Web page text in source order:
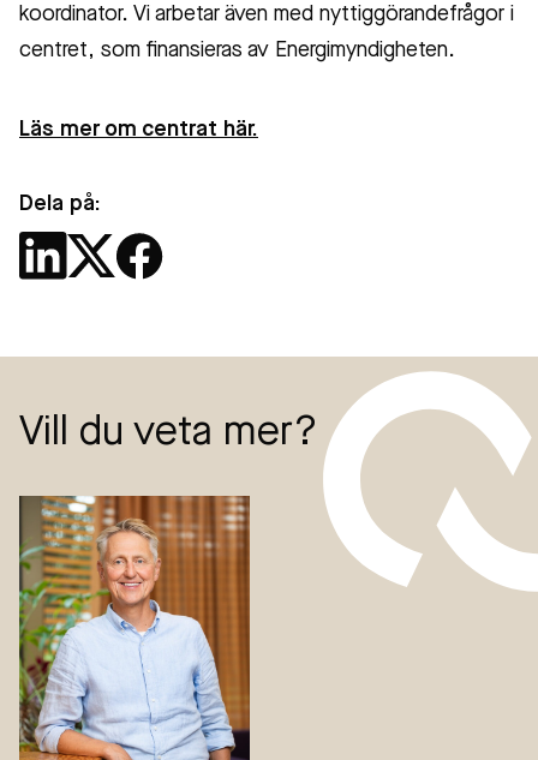
koordinator. Vi arbetar även med nyttiggörandefrågor i
centret, som finansieras av Energimyndigheten.
Läs mer om centrat här.
Dela på:
Vill du veta mer?